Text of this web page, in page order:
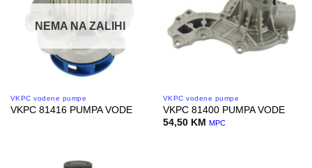
NEMA NA ZALIHI
VKPC vodene pumpe
VKPC 81416 PUMPA VODE
VKPC vodene pumpe
VKPC 81400 PUMPA VODE
54,50 KM MPC